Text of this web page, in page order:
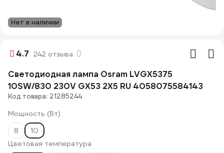
Нет в наличии
4.7 242 отзыва
Светодиодная лампа Osram LVGX5375
10SW/830 230V GX53 2X5 RU 4058075584143
Код товара: 21285244
Мощность (Вт)
8
10
Цветовая температура